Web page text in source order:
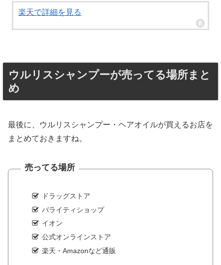
楽天で詳細を見る
ウルリスシャンプーが売ってる場所まと
め
最後に、ウルリスシャンプー・ヘアオイルが買えるお店を
まとめておきますね。
売ってる場所
ドラッグストア
バライティショップ
イオン
公式オンラインストア
楽天・Amazonなど通販